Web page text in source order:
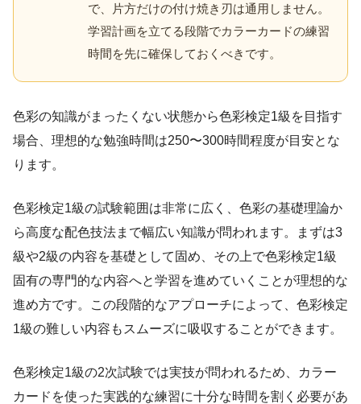
で、片方だけの付け焼き刃は通用しません。
学習計画を立てる段階でカラーカードの練習
時間を先に確保しておくべきです。
色彩の知識がまったくない状態から色彩検定1級を目指す
場合、理想的な勉強時間は250〜300時間程度が目安とな
ります。
色彩検定1級の試験範囲は非常に広く、色彩の基礎理論か
ら高度な配色技法まで幅広い知識が問われます。まずは3
級や2級の内容を基礎として固め、その上で色彩検定1級
固有の専門的な内容へと学習を進めていくことが理想的な
進め方です。この段階的なアプローチによって、色彩検定
1級の難しい内容もスムーズに吸収することができます。
色彩検定1級の2次試験では実技が問われるため、カラー
カードを使った実践的な練習に十分な時間を割く必要があ